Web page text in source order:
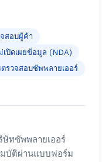
สอบผู้ค้า
เปิดเผยข้อมูล (NDA)
ตรวจสอบซัพพลายเออร์
ทซัพพลายเออร์
บัติผ่านแบบฟอร์ม